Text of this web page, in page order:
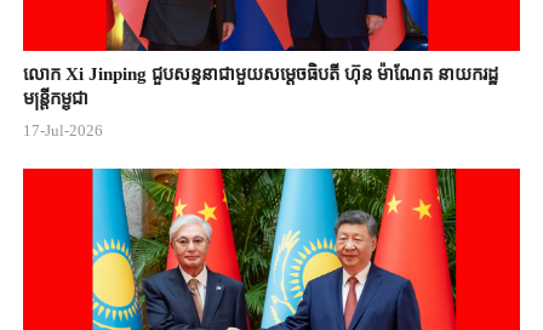
លោក Xi Jinping ជួបសន្ទនាជាមួយសម្តេចធិបតី ហ៊ុន ម៉ាណែត នាយករដ្ឋ
មន្ត្រីកម្ពុជា
17-Jul-2026